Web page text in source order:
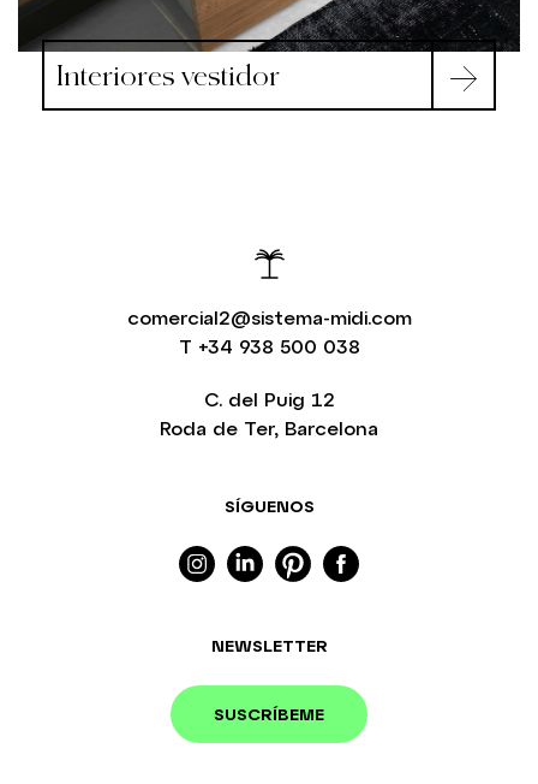
Interiores vestidor
comercial2@sistema-midi.com
T +34 938 500 038
SÍGUENOS
NEWSLETTER
SUSCRÍBEME
C. del Puig 12
Roda de Ter, Barcelona